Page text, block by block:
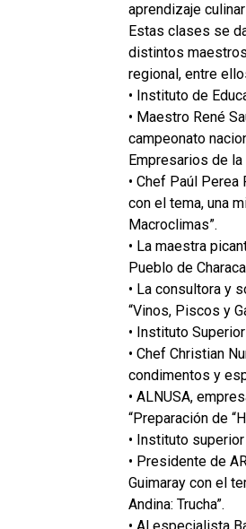
aprendizaje
Estas clases se
distintos
regional, entre
• Instituto de
• Maestro René
campeonato
Empresarios de la
• Chef Paúl
con el tema, una
Macroclimas”.
• La maestra
Pueblo de
• La consultora y
“Vinos, Piscos y
• Instituto
• Chef Christian
condimentos y
• ALNUSA,
“Preparación de
• Instituto
• Presidente de
Guimaray con el
Andina: Trucha”.